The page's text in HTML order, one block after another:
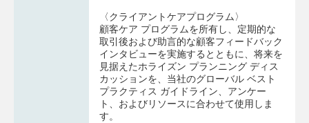
〈クライアントケアプログラム〉
顧客ケア プログラムを所有し、定期的な
取引後および助言的な顧客フィードバック
インタビューを実施するとともに、将来を
見据えたホライズン プランニング ディス
カッションを、当社のグローバル ベスト
プラクティス ガイドライン、アンケー
ト、およびリソースに合わせて使用しま
す。